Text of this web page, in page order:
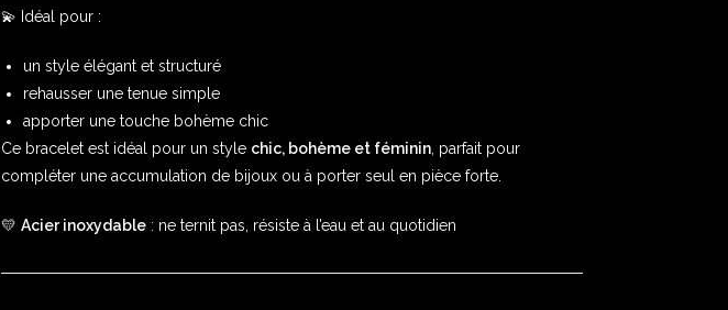
💫 Idéal pour :
un style élégant et structuré
rehausser une tenue simple
apporter une touche bohème chic
Ce bracelet est idéal pour un style chic, bohème et féminin, parfait pour
compléter une accumulation de bijoux ou à porter seul en pièce forte.
💛 Acier inoxydable: ne ternit pas, résiste à l’eau et au quotidien